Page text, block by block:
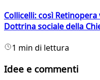
Collicelli: così
Dottrina sociale della
1 min di lettura
Idee e commenti